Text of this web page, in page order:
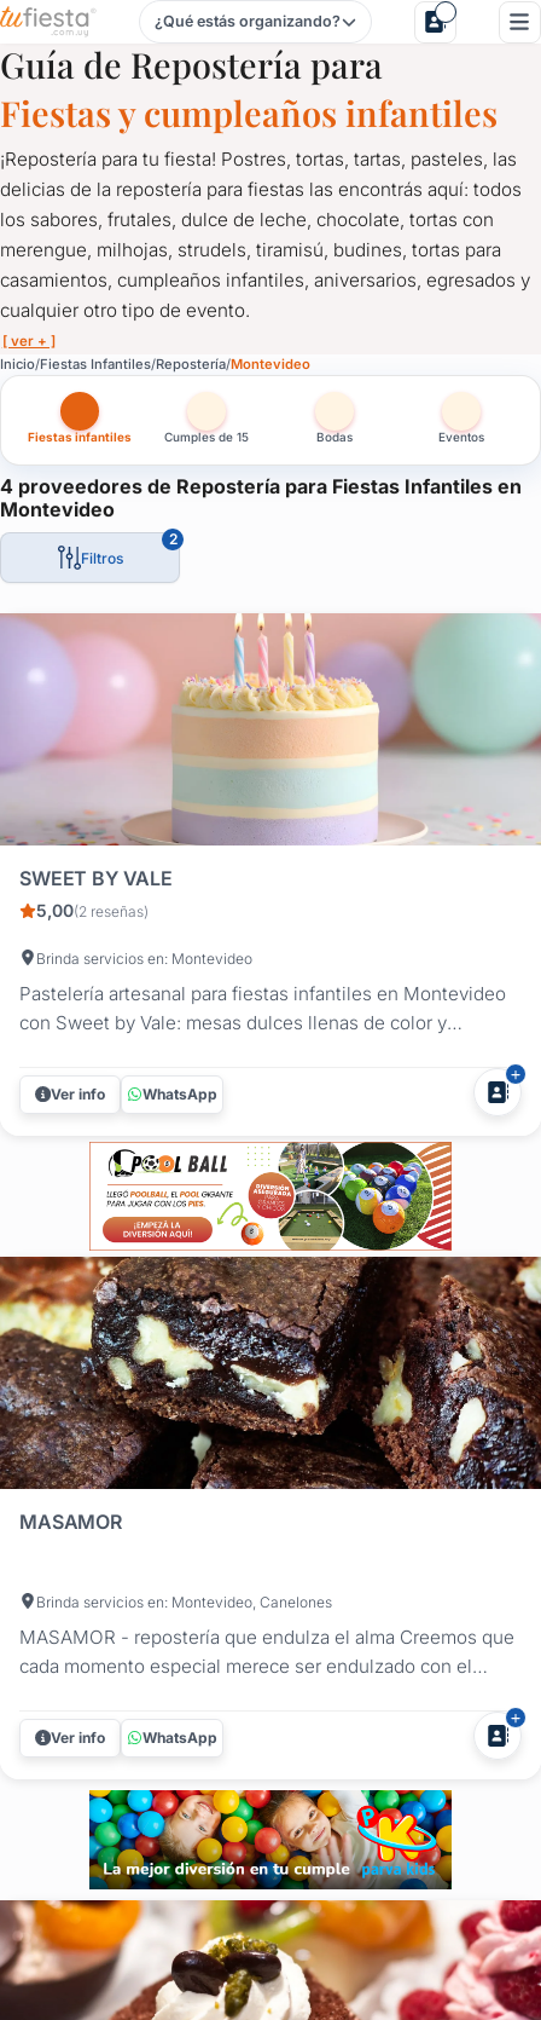
Repostería para Fiestas Infantiles en Montevideo
¿Qué estás organizando?
Guía de Repostería para
Fiestas y cumpleaños infantiles
¡Repostería para tu fiesta! Postres, tortas, tartas, pasteles, las
delicias de la repostería para fiestas las encontrás aquí: todos
los sabores, frutales, dulce de leche, chocolate, tortas con
merengue, milhojas, strudels, tiramisú, budines, tortas para
casamientos, cumpleaños infantiles, aniversarios, egresados y
cualquier otro tipo de evento.
[ ver + ]
Inicio Fiestas Infantiles Repostería Montevideo
Fiestas infantiles Cumples de 15 Bodas Eventos
4 proveedores de Repostería para Fiestas Infantiles en
Montevideo
Filtros
2
SWEET BY VALE
5,00(2 reseñas)
Brinda servicios en: Montevideo
Pastelería artesanal para fiestas infantiles en Montevideo
con Sweet by Vale: mesas dulces llenas de color y
Creamos una propuesta integral y divertida que se
convierte en el centro de atención de la fiesta,
garantizando sabores caseros e...
Ver info WhatsApp
MASAMOR
Brinda servicios en: Montevideo, Canelones
MASAMOR - repostería que endulza el alma Creemos que
cada momento especial merece ser endulzado con el
arte que no solo deleitan el paladar, sino que también
enamoran a la vista. Nuestros dulces Desde clásicos
Ver info WhatsApp
Repostería para Fiestas Infantiles en Montevideo
¡Repostería para tu fiesta! Postres, tortas, tartas, pasteles,
Tortas de uno, dos, tres pisos… ¡y más!
Contactate con los reposteros más importantes a través de